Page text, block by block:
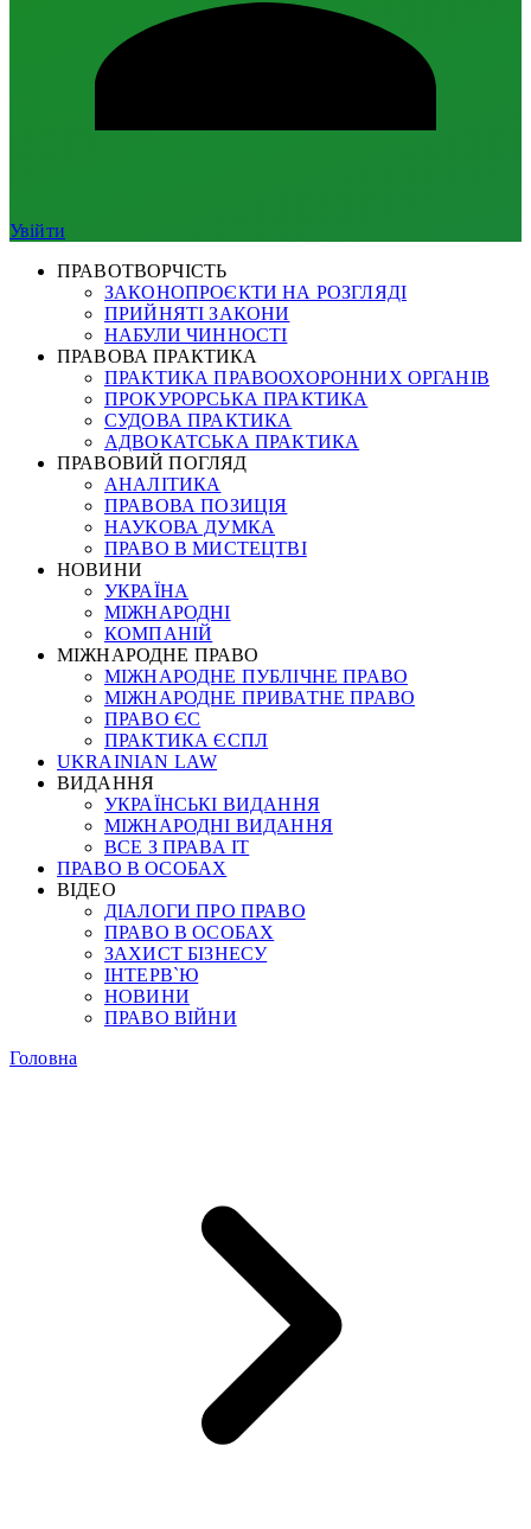
Увійти
ПРАВОТВОРЧІСТЬ
ЗАКОНОПРОЄКТИ НА РОЗГЛЯДІ
ПРИЙНЯТІ ЗАКОНИ
НАБУЛИ ЧИННОСТІ
ПРАВОВА ПРАКТИКА
ПРАКТИКА ПРАВООХОРОННИХ ОРГАНІВ
ПРОКУРОРСЬКА ПРАКТИКА
СУДОВА ПРАКТИКА
АДВОКАТСЬКА ПРАКТИКА
ПРАВОВИЙ ПОГЛЯД
АНАЛІТИКА
ПРАВОВА ПОЗИЦІЯ
НАУКОВА ДУМКА
ПРАВО В МИСТЕЦТВІ
НОВИНИ
УКРАЇНА
МІЖНАРОДНІ
КОМПАНІЙ
МІЖНАРОДНЕ ПРАВО
МІЖНАРОДНЕ ПУБЛІЧНЕ ПРАВО
МІЖНАРОДНЕ ПРИВАТНЕ ПРАВО
ПРАВО ЄС
ПРАКТИКА ЄСПЛ
UKRAINIAN LAW
ВИДАННЯ
УКРАЇНСЬКІ ВИДАННЯ
МІЖНАРОДНІ ВИДАННЯ
ВСЕ З ПРАВА ІТ
ПРАВО В ОСОБАХ
ВІДЕО
ДІАЛОГИ ПРО ПРАВО
ПРАВО В ОСОБАХ
ЗАХИСТ БІЗНЕСУ
ІНТЕРВ`Ю
НОВИНИ
ПРАВО ВІЙНИ
Головна